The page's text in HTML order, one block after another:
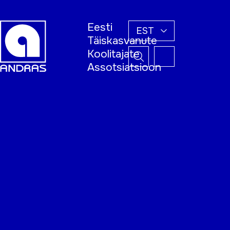
Eesti
Täiskasvanute
Koolitajate
Assotsiatsioon
EST